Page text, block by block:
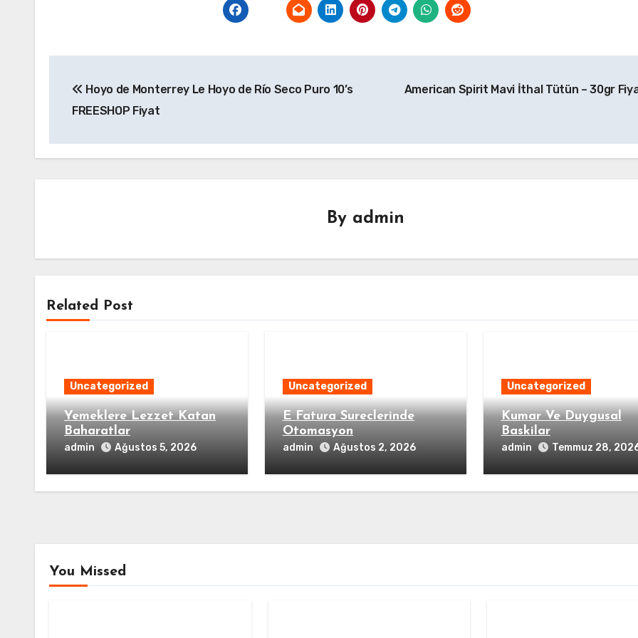
gezinmesi
Hoyo de Monterrey Le Hoyo de Río Seco Puro 10’s
FREESHOP Fiyat
American Spirit Mavi İthal Tütün – 30gr
By admin
Related Post
Uncategorized
Yemeklere Lezzet Katan
Baharatlar
admin Ağustos 5, 2026
Uncategorized
E Fatura Sureclerinde
Otomasyon
admin Ağustos 2, 2026
Uncategorized
Kumar Ve Duygusal
Baskilar
admin Temmuz 28,
You Missed